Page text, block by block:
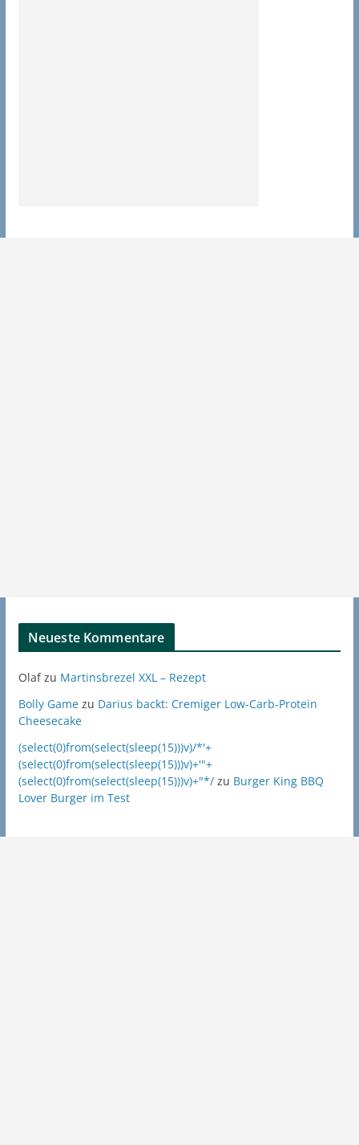
Neueste Kommentare
Olafzu Martinsbrezel XXL – Rezept
Bolly Gamezu Darius backt: Cremiger Low-Carb-Protein
Cheesecake
(select(0)from(select(sleep(15)))v)/*'+
(select(0)from(select(sleep(15)))v)+'"+
(select(0)from(select(sleep(15)))v)+"*/zu Burger King BBQ
Lover Burger im Test